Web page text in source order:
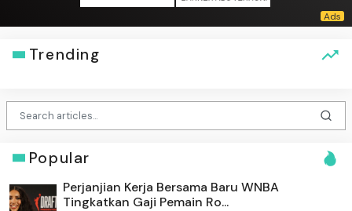
Trending
Popular
Perjanjian Kerja Bersama Baru WNBA
Tingkatkan Gaji Pemain Ro...